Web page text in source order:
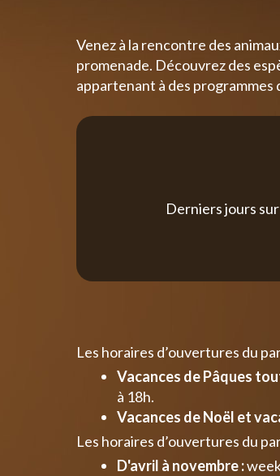
Venez à la rencontre des
promenade. Découvrez des
appartenant à des programmes
Derniers jours
Les horaires d’ouvertures du
Vacances de Pâques
à 18h.
Vacances de Noël et
Les horaires d’ouvertures du
D'avril à novembre :